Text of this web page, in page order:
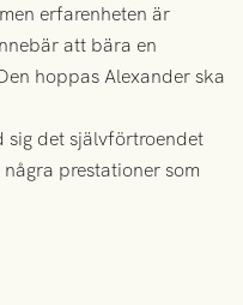
erfarenheten är
att bära en
hoppas Alexander ska
sig det självförtroendet
prestationer som